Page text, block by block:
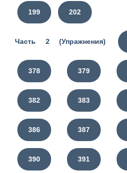
199 202
Часть 2 (Упражнения)
378 379
382 383
386 387
390 391